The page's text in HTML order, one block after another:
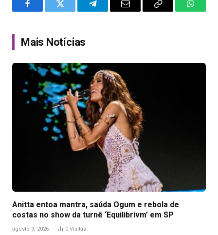
FacebookTwitter TelegramEmail
Copy
Mais Notícias
Anitta entoa mantra, saúda Ogum e rebola de
costas no show da turnê ‘Equilibrivm’ em SP
agosto 9, 2026 0 Visitas